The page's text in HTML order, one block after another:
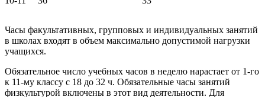
Часы факультативных, групповых и индивидуальных занятий
в школах входят в объем максимально допустимой нагрузки
учащихся.
Обязательное число учебных часов в неделю нарастает от 1-го
к 11-му классу с 18 до 32 ч. Обязательные часы занятий
физкультурой включены в этот вид деятельности. Для